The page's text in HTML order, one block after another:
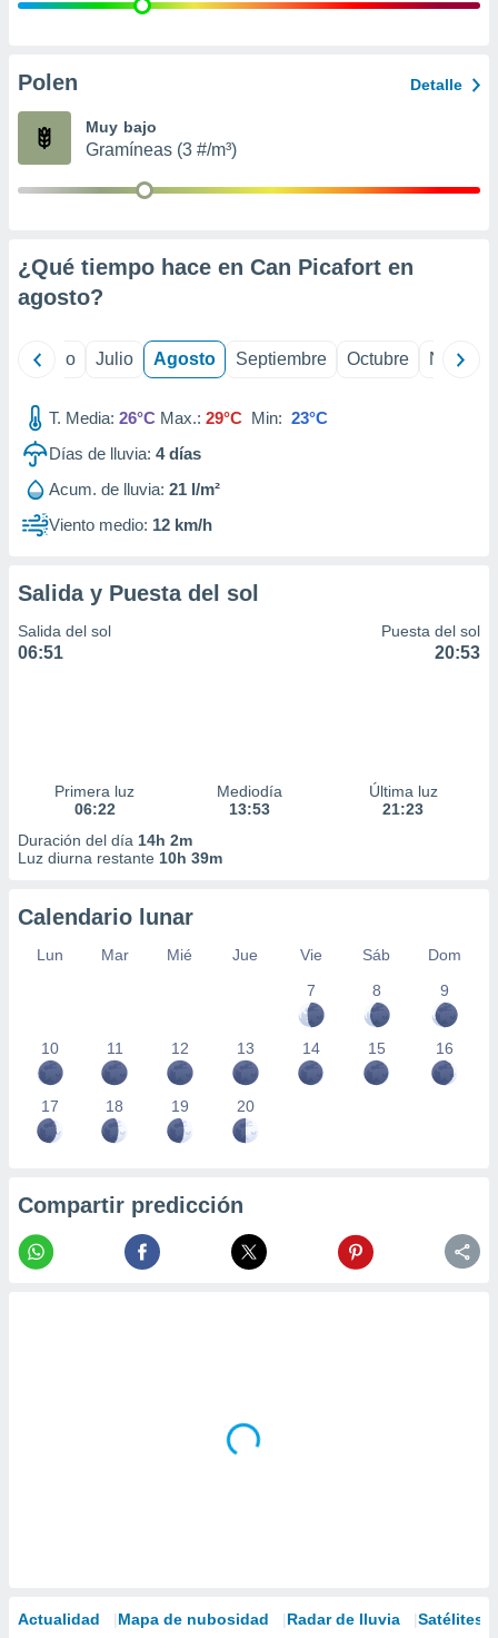
e
publicidad
Polen Detalle
Muy bajo
Gramíneas (3 #/m³)
¿Qué tiempo hace en Can Picafort en
agosto?
Junio Julio Agosto Septiembre Octubre
T. Media: 26°C Max.: 29°C Min: 23°C
Días de lluvia: 4días
Acum. de lluvia: 21 l/m²
Viento medio: 12 km/h
Salida y Puesta del sol
Salida del sol
06:51
Puesta del sol
20:53
Primera luz
06:22
Mediodía
13:53
Última luz
21:23
Duración del día 14h 2m
Luz diurna restante 10h 39m
Calendario lunar
Lun Mar Mié Jue Vie Sáb
Dom
7
8 9
10 11 12 13 14 15 16
17 18 19 20
Compartir predicción
Actualidad Mapa de nubosidad Radar de lluvia Satélites